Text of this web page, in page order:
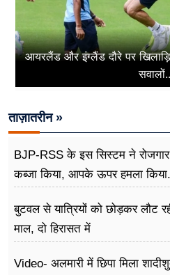
आयरलैंड और इंग्लैंड दौरे पर
ताज़ातरीन »
BJP-RSS के इस सिस्टम ने रोजगार
कब्जा किया, आपके ऊपर हमला
बुटवल से यात्रियों को छोड़कर लौट
माल, दो हिरासत में
Video- अलमारी में छिपा मिला